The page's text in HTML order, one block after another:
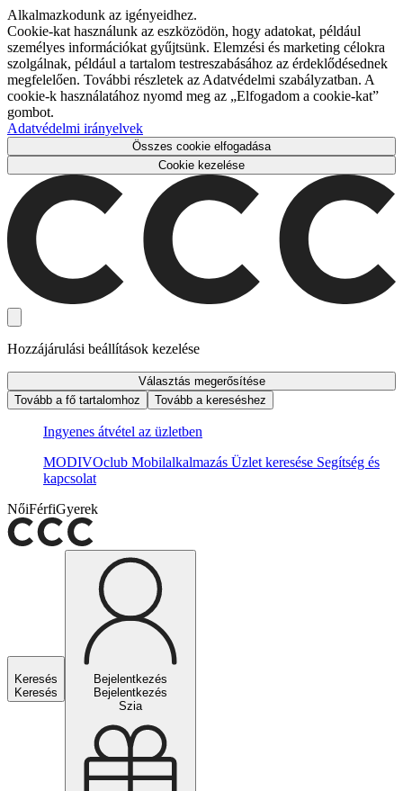
Alkalmazkodunk az igényeidhez.
Cookie-kat használunk az eszközödön, hogy adatokat, például
személyes információkat gyűjtsünk. Elemzési és marketing célokra
szolgálnak, például a tartalom testreszabásához az érdeklődésednek
megfelelően. További részletek az Adatvédelmi szabályzatban. A
cookie-k használatához nyomd meg az „Elfogadom a cookie-kat”
gombot.
Adatvédelmi irányelvek
Összes cookie elfogadása
Cookie kezelése
Hozzájárulási beállítások kezelése
Választás megerősítése
Tovább a fő tartalomhoz
Tovább a kereséshez
Ingyenes átvétel az üzletben
MODIVOclub Mobilalkalmazás Üzlet keresése Segítség és
kapcsolat
NőiFérfiGyerek
Keresés
Keresés
Bejelentkezés
Bejelentkezés
Szia